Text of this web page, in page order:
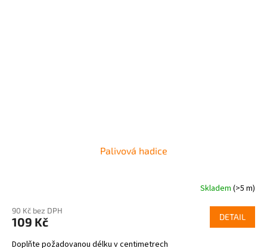
Palivová hadice
Skladem (>5 m)
90 Kč bez DPH
109 Kč DETAIL
Doplňte požadovanou délku v centimetrech